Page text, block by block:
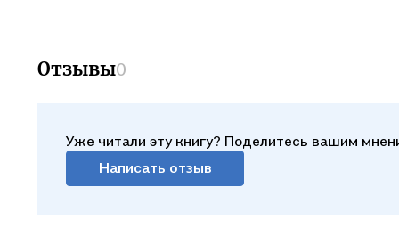
Отзывы0
Уже читали эту книгу? Поделитесь вашим
Написать отзыв